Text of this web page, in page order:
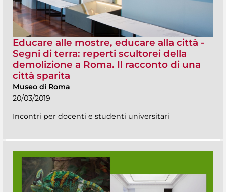
Educare alle mostre, educare alla città -
Segni di terra: reperti scultorei della
demolizione a Roma. Il racconto di una
città sparita
Museo di Roma
20/03/2019
Incontri per docenti e studenti universitari